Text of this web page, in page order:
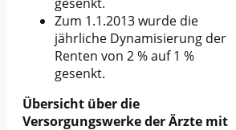
Zum 1.1.2013 wurde die
jährliche Dynamisierung der
Renten von 2 % auf 1 %
gesenkt.
Übersicht über die
Versorgungswerke der Ärzte mit